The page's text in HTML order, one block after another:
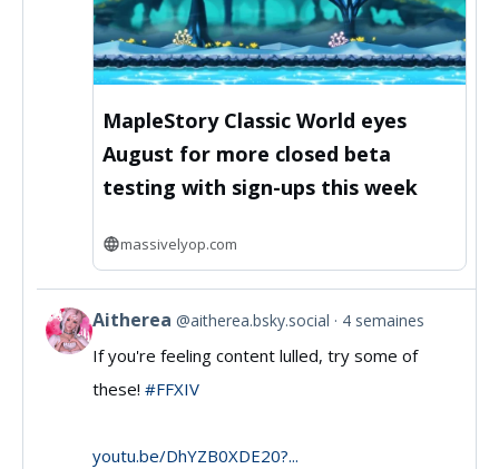
MapleStory Classic World eyes
August for more closed beta
testing with sign-ups this week
massivelyop.com
View
post
Aitherea @aitherea.bsky.social 4 semaines
If you're feeling content lulled, try some of
these! #FFXIV
youtu.be/DhYZB0XDE20?...